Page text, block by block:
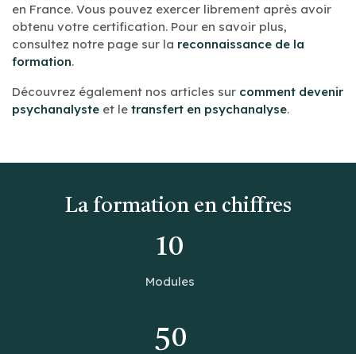
en France. Vous pouvez exercer librement après avoir
obtenu votre certification. Pour en savoir plus,
consultez notre page sur la reconnaissance de la
formation.
Découvrez également nos articles sur comment devenir
psychanalyste et le transfert en psychanalyse.
La formation en chiffres
10
Modules
50